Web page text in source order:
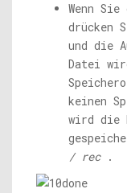
Wenn
drücken
und die
Datei
keinen
wird die
/ rec.